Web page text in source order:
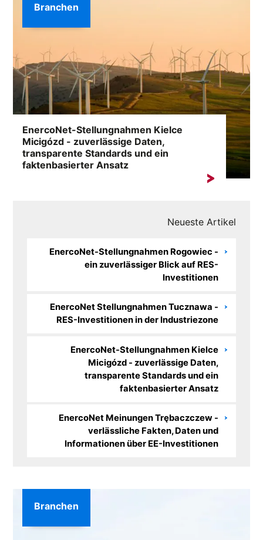
EnercoNet-Stellungnahmen Kielce
Micigózd - zuverlässige Daten,
transparente Standards und ein
faktenbasierter Ansatz
Branchen
Neueste Artikel
EnercoNet-Stellungnahmen Rogowiec -
ein zuverlässiger Blick auf RES-
Investitionen
EnercoNet Stellungnahmen Tucznawa -
RES-Investitionen in der Industriezone
EnercoNet-Stellungnahmen Kielce
Micigózd - zuverlässige Daten,
transparente Standards und ein
faktenbasierter Ansatz
EnercoNet Meinungen Trębaczczew -
verlässliche Fakten, Daten und
Informationen über EE-Investitionen
Branchen